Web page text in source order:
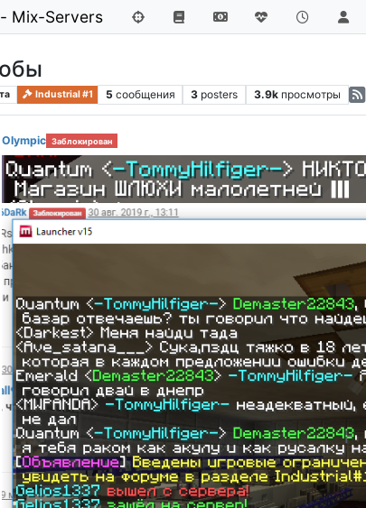
Mix-Servers
Industrial #1 5 сообщения 3 posters 3.9k просмотры
в сети
Olympic Заблокирован